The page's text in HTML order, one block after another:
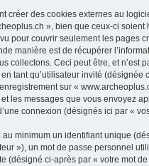
créer des cookies externes au
», bien que ceux-ci soient
pour couvrir seulement les pages
manière est de récupérer
collectons. Ceci peut être, et n’est
tant qu’utilisateur invité (désignée
sur «
les messages que vous envoyez
connexion (désignés ici par «
au minimum un identifiant unique
»), un mot de passe personnel
(désigné ci-après par « votre mot